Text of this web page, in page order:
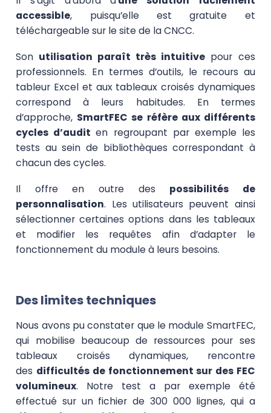
accessible, puisqu’elle est gratuite et
téléchargeable sur le site de la CNCC.
Son utilisation paraît très intuitive pour ces
professionnels. En termes d’outils, le recours au
tableur Excel et aux tableaux croisés dynamiques
correspond à leurs habitudes. En termes
d’approche, SmartFEC se réfère aux différents
cycles d’audit en regroupant par exemple les
tests au sein de bibliothèques correspondant à
chacun des cycles.
Il offre en outre des
possibilités de
personnalisation. Les utilisateurs peuvent ainsi
sélectionner certaines options dans les tableaux
et modifier les requêtes afin d’adapter le
fonctionnement du module à leurs besoins.
Des limites techniques
Nous avons pu constater que le module SmartFEC,
qui mobilise beaucoup de ressources pour ses
tableaux croisés dynamiques, rencontre
des difficultés de fonctionnement sur des FEC
volumineux. Notre test a par exemple été
effectué sur un fichier de 300 000 lignes, qui a